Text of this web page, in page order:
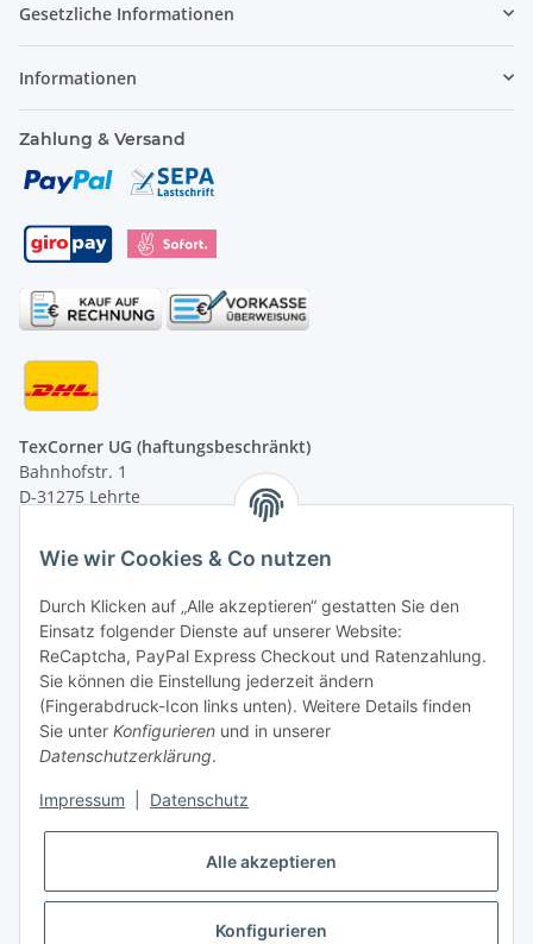
Gesetzliche Informationen
Informationen
Zahlung & Versand
TexCorner UG (haftungsbeschränkt)
Bahnhofstr. 1
D-31275 Lehrte
von 09:00 - 13:00 Uhr
Tel: +49 (0) 5132 8230689
Fax: +49 (0) 5132 8230693
E-Mail:mail@texcorner.de
Vertrag widerrufen
Wie wir Cookies & Co nutzen
Durch Klicken auf „Alle akzeptieren“ gestatten Sie den
Einsatz folgender Dienste auf unserer Website:
ReCaptcha, PayPal Express Checkout und Ratenzahlung.
Sie können die Einstellung jederzeit ändern
(Fingerabdruck-Icon links unten). Weitere Details finden
Sie unter Konfigurieren und in unserer
Datenschutzerklärung.
Impressum Datenschutz
Alle akzeptieren
Konfigurieren